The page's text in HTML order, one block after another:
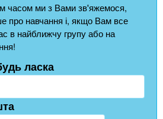
часом ми з Вами зв'яжемося,
про навчання і, якщо Вам все
в найближчу групу або на
ласка